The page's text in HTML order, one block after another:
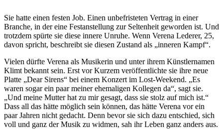
Sie hatte einen festen Job. Einen unbefristeten Vertrag in einer
Branche, in der eine Festanstellung zur Seltenheit geworden ist. Und
trotzdem spürte sie diese innere Unruhe. Wenn Verena Lederer, 25,
davon spricht, beschreibt sie diesen Zustand als „inneren Kampf“.
Vielen dürfte Verena als Musikerin und unter ihrem Künstlernamen
Klimt bekannt sein. Erst vor Kurzem veröffentlichte sie ihre neue
Platte „Dear Sirens“ bei einem Konzert im Lost-Weekend. „Es
waren sogar ein paar meiner ehemaligen Kollegen da“, sagt sie.
„Und meine Mutter hat zu mir gesagt, dass sie stolz auf mich ist.“
Dass all das hätte möglich sein können, das hätte Verena vor ein
paar Jahren nicht gedacht. Denn bevor sie sich dazu entschied, sich
voll und ganz der Musik zu widmen, sah ihr Leben ganz anders aus.